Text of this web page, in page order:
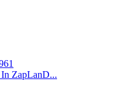
ZapLanD...